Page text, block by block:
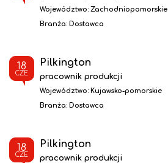
Województwo: Zachodniopomorskie
Branża: Dostawca
18
CZE
Pilkington
pracownik produkcji
Województwo: Kujawsko-pomorskie
Branża: Dostawca
18
CZE
Pilkington
pracownik produkcji